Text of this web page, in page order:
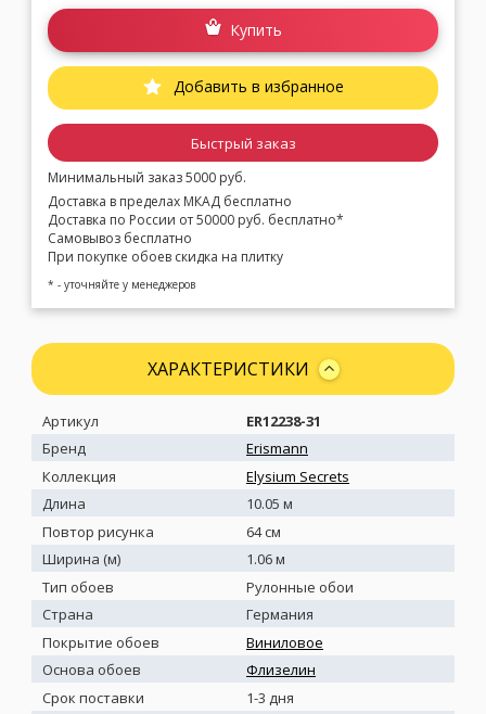
Купить
Добавить в избранное
Быстрый заказ
Минимальный заказ 5000 руб.
Доставка в пределах МКАД бесплатно
Доставка по России от 50000 руб. бесплатно*
Самовывоз бесплатно
При покупке обоев скидка на плитку
* - уточняйте у менеджеров
ХАРАКТЕРИСТИКИ
Артикул
ER12238-31
Бренд
Erismann
Коллекция
Elysium Secrets
Длина
10.05 м
Повтор рисунка
64 см
Ширина (м)
1.06 м
Тип обоев
Рулонные обои
Страна
Германия
Покрытие обоев
Виниловое
Основа обоев
Флизелин
Срок поставки
1-3 дня